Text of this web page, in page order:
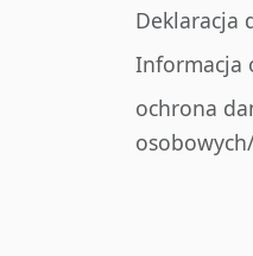
Deklaracja
Informacja
ochrona